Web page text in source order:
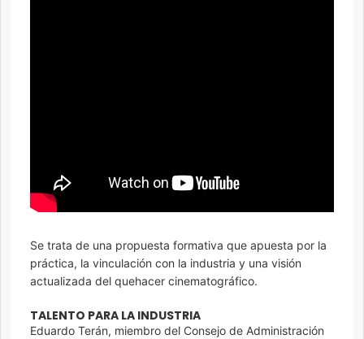
Se trata de una propuesta formativa que apuesta por la
práctica, la vinculación con la industria y una visión
actualizada del quehacer cinematográfico.
TALENTO PARA LA INDUSTRIA
Eduardo Terán, miembro del Consejo de Administración